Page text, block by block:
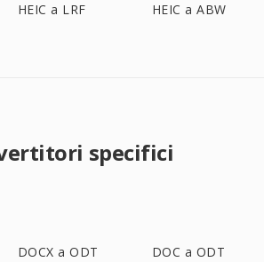
HEIC a LRF HEIC a ABW
specifici
DOCX a ODT DOC a ODT